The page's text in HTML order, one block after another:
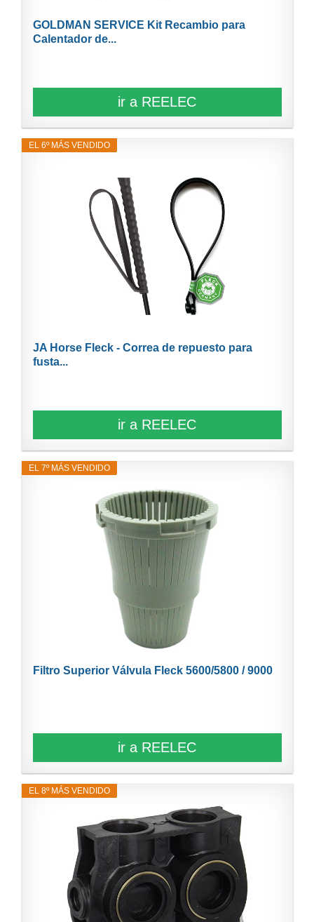
GOLDMAN SERVICE Kit Recambio para
Calentador de...
ir a REELEC
EL 6º MÁS VENDIDO
JA Horse Fleck - Correa de repuesto para
fusta...
ir a REELEC
EL 7º MÁS VENDIDO
Filtro Superior Válvula Fleck 5600/5800 / 9000
ir a REELEC
EL 8º MÁS VENDIDO